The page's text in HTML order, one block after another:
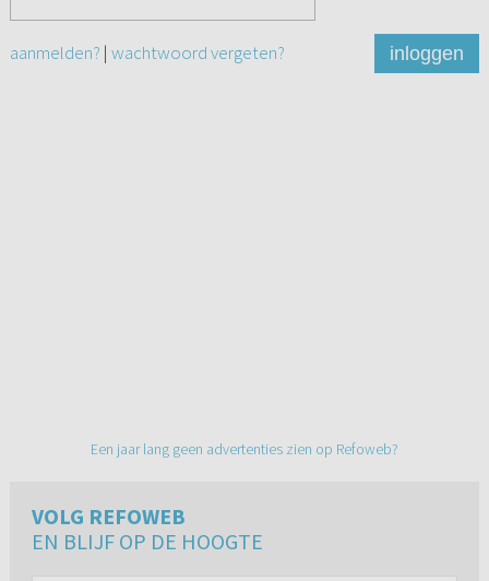
aanmelden? | wachtwoord vergeten? inloggen
Een jaar lang geen advertenties zien op Refoweb?
VOLG REFOWEB
EN BLIJF OP DE HOOGTE